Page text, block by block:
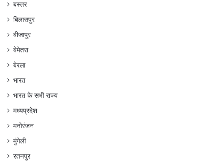
बस्तर
बिलासपुर
बीजापुर
बेमेतरा
बेरला
भारत
भारत के सभी राज्य
मध्यप्रदेश
मनोरंजन
मुंगेली
रतनपुर